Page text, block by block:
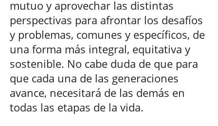
mutuo y aprovechar las distintas
perspectivas para afrontar los desafíos
y problemas, comunes y específicos, de
una forma más integral, equitativa y
sostenible. No cabe duda de que para
que cada una de las generaciones
avance, necesitará de las demás en
todas las etapas de la vida.